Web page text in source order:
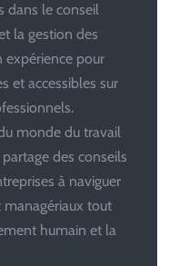
dans le conseil
la gestion des
expérience pour
et accessibles sur
monde du travail
des conseils
à naviguer
managériaux tout
humain et la